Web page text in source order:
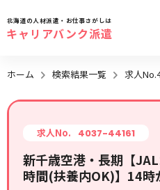
職種 指定なし
給与 時給/日給/
最近
最近利用
北海道の人材派遣・お仕事さがしは
キャリアバンク派遣
ホーム 検索結果一覧 求人
求人No. 4037-44161
新千歳空港・長期【
時間(扶養内OK)】14時